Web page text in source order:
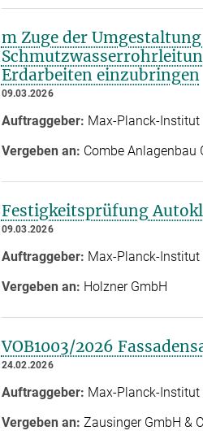
m Zuge der
Erdarbeiten einzubringen
09.03.2026
Auftraggeber: Max-Planck-
Vergeben an: Combe Anlagenbau
Festigkeitsprüfung
09.03.2026
Auftraggeber: Max-Planck-
Vergeben an: Holzner GmbH
VOB1003/2026
24.02.2026
Auftraggeber: Max-Planck-Institut
Vergeben an: Zausinger GmbH &